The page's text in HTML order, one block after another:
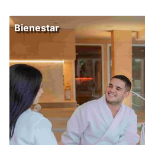
Bienestar